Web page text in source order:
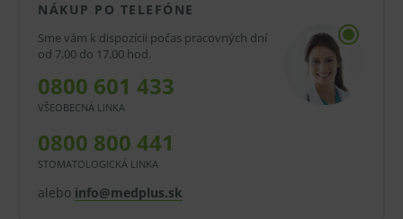
hygienických dôvodov možné odstúpiť od kúpnej
zmluvy v lehote 14 dní.
NÁKUP PO TELEFÓNE
Sme vám k dispozícii počas pracovných dní
od 7.00 do 17.00 hod.
0800 601 433
VŠEOBECNÁ LINKA
0800 800 441
STOMATOLOGICKÁ LINKA
alebo info@medplus.sk